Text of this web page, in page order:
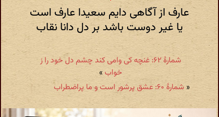
عارف از آگاهی دایم سعیدا عارف است
یا غیر دوست باشد بر دل دانا نقاب
شمارهٔ ۶۲: غنچه کی وامی کند چشم دل خود را ز
خواب»
« شمارهٔ ۶۰: عشق پرشور است و ما پراضطراب